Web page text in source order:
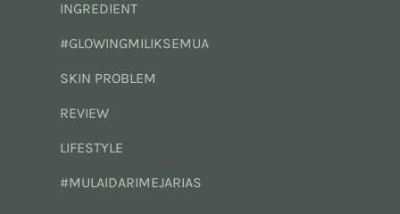
INGREDIENT
#GLOWINGMILIKSEMUA
SKIN PROBLEM
REVIEW
LIFESTYLE
#MULAIDARIMEJARIAS